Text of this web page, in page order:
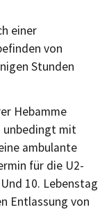
einer
von
Stunden
Hebamme
unbedingt mit
ambulante
für die U2-
10. Lebenstag
Entlassung von